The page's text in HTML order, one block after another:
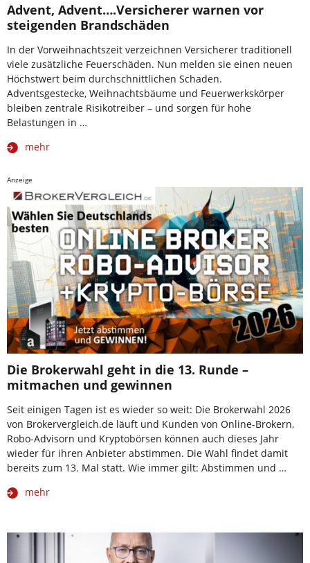
Advent, Advent….Versicherer warnen vor
steigenden Brandschäden
In der Vorweihnachtszeit verzeichnen Versicherer traditionell
viele zusätzliche Feuerschäden. Nun melden sie einen neuen
Höchstwert beim durchschnittlichen Schaden.
Adventsgestecke, Weihnachtsbäume und Feuerwerkskörper
bleiben zentrale Risikotreiber – und sorgen für hohe
Belastungen in …
mehr
Anzeige
Die Brokerwahl geht in die 13. Runde –
mitmachen und gewinnen
Seit einigen Tagen ist es wieder so weit: Die Brokerwahl 2026
von Brokervergleich.de läuft und Kunden von Online-Brokern,
Robo-Advisorn und Kryptobörsen können auch dieses Jahr
wieder für ihren Anbieter abstimmen. Die Wahl findet damit
bereits zum 13. Mal statt. Wie immer gilt: Abstimmen und …
mehr